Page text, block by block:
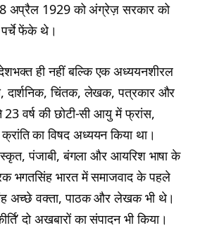
अप्रैल 1929 को अंग्रेज़ सरकार को
फेंके थे।
ही नहीं बल्कि एक अध्ययनशीरल
दार्शनिक, चिंतक, लेखक, पत्रकार और
23 वर्ष की छोटी-सी आयु में फ्रांस,
का विषद अध्ययन किया था।
पंजाबी, बंगला और आयरिश भाषा के
भगतसिंह भारत में समाजवाद के पहले
अच्छे वक्ता, पाठक और लेखक भी थे।
दो अखबारों का संपादन भी किया।